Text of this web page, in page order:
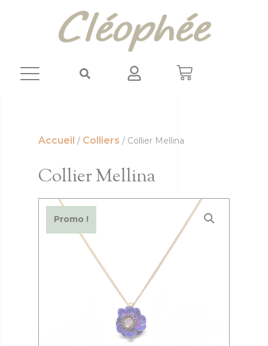
Accueil / Colliers / Collier Mellina
Collier Mellina
Promo !